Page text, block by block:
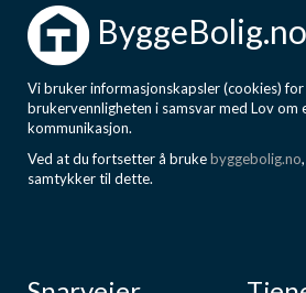
ByggeBolig.no
Vi bruker informasjonskapsler (cookies)
brukervennligheten i samsvar med Lov om
kommunikasjon.
Ved at du fortsetter å brukebyggebolig.no
samtykker til dette.